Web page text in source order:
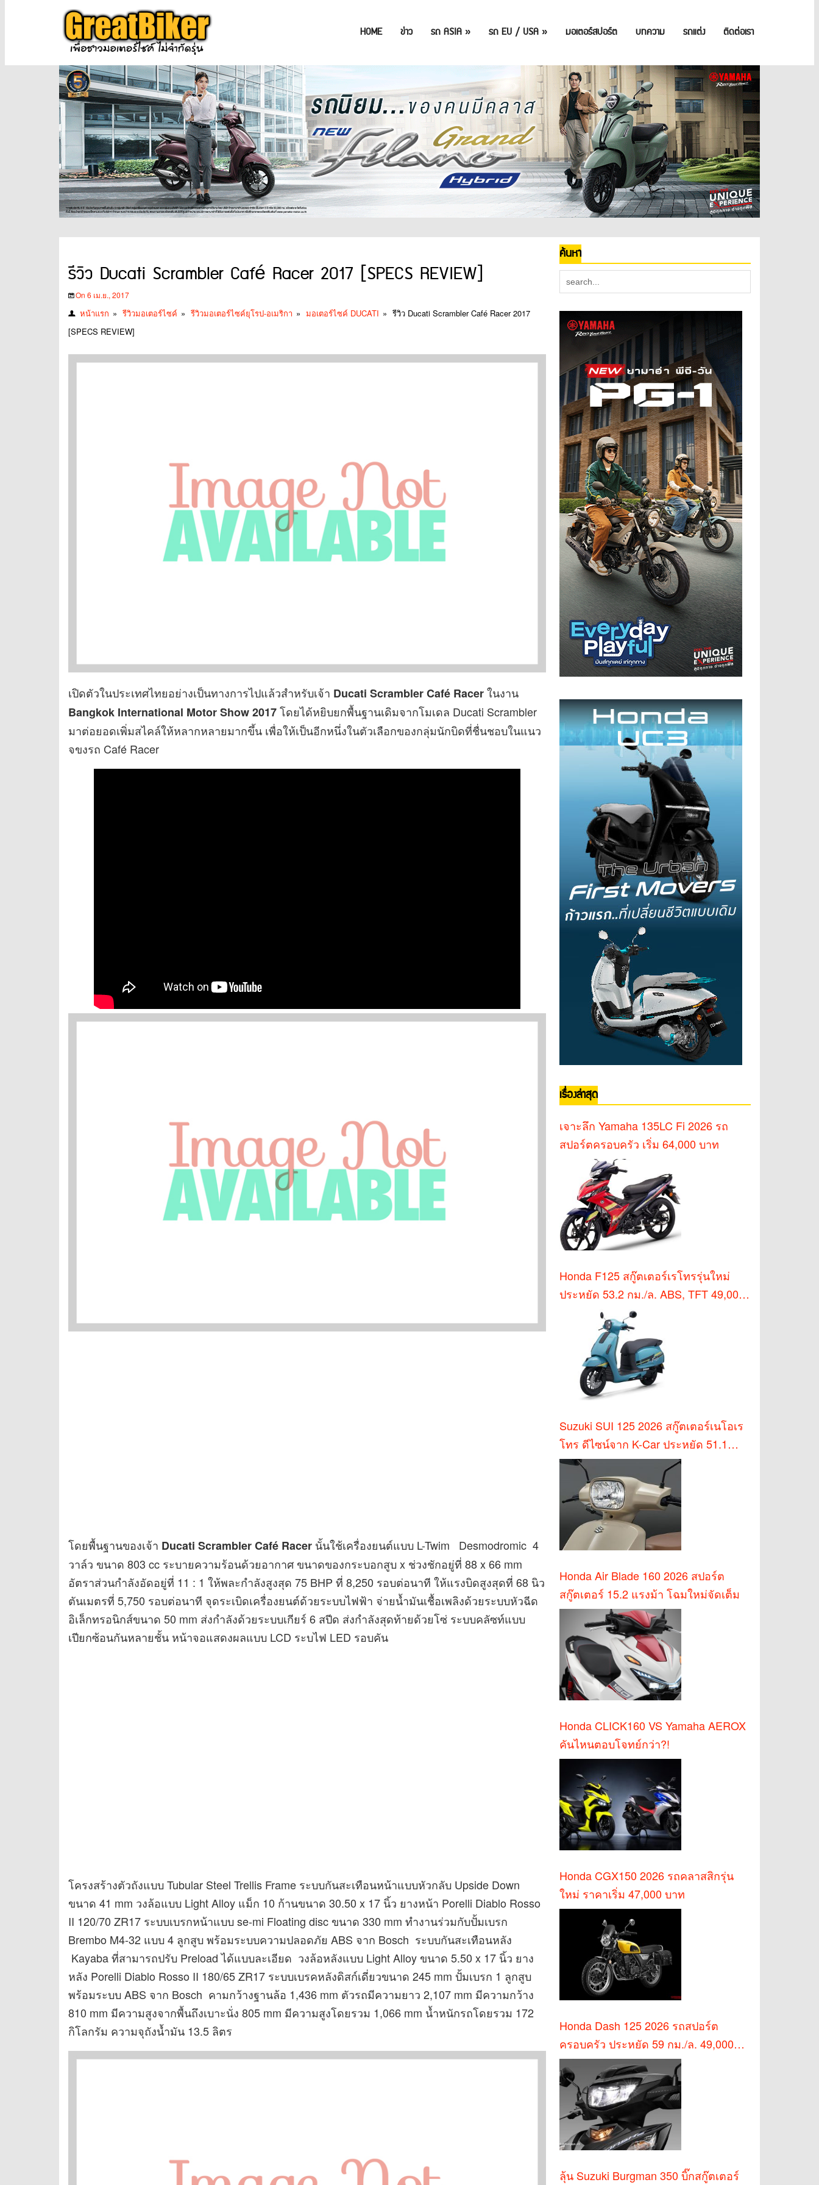
HOME ข่าว รถ ASIA » รถ EU / USA » มอเตอร์สปอร์ต บทความ รถแต่ง ติดต่อเรา
รีวิว Ducati Scrambler Café Racer 2017 [SPECS REVIEW]
On 6 เม.ย., 2017
หน้าแรก » รีวิวมอเตอร์ไซค์ » รีวิวมอเตอร์ไซค์ยุโรป-อเมริกา » มอเตอร์ไซค์ DUCATI » รีวิว Ducati Scrambler Café Racer 2017
[SPECS REVIEW]
เปิดตัวในประเทศไทยอย่างเป็นทางการไปแล้วสำหรับเจ้า Ducati Scrambler Café Racerในงาน
Bangkok International Motor Show 2017โดยได้หยิบยกพื้นฐานเดิมจากโมเดล Ducati Scrambler
มาต่อยอดเพิ่มสไคล์ให้หลากหลายมากขึ้น เพื่อให้เป็นอีกหนึ่งในตัวเลือกของกลุ่มนักบิดที่ชื่นชอบในแนว
จขงรถ Café Racer
โดยพื้นฐานของเจ้า Ducati Scrambler Café Racer นั้นใช้เครื่องยนต์แบบ L-Twim Desmodromic 4
วาล์ว ขนาด 803 cc ระบายความร้อนด้วยอากาศ ขนาดของกระบอกสูบ x ช่วงชักอยู่ที่ 88 x 66 mm
อัตราส่วนกำลังอัดอยู่ที่ 11 : 1 ให้พละกำลังสูงสุด 75 BHP ที่ 8,250 รอบต่อนาที ให้แรงบิดสูงสุดที่ 68 นิว
ตันเมตรที่ 5,750 รอบต่อนาที จุดระเบิดเครื่องยนต์ด้วยระบบไฟฟ้า จ่ายน้ำมันเชื้อเพลิงด้วยระบบหัวฉีด
อิเล็กทรอนิกส์ขนาด 50 mm ส่งกำลังด้วยระบบเกียร์ 6 สปีด ส่งกำลังสุดท้ายด้วยโซ่ ระบบคลัซท์แบบ
เปียกซ้อนกันหลายชั้น หน้าจอแสดงผลแบบ LCD ระบไฟ LED รอบคัน
โครงสร้างตัวถังแบบ Tubular Steel Trellis Frame ระบบกันสะเทือนหน้าแบบหัวกลับ Upside Down
ขนาด 41 mm วงล้อแบบ Light Alloy แม็ก 10 ก้านขนาด 30.50 x 17 นิ้ว ยางหน้า Porelli Diablo Rosso
II 120/70 ZR17 ระบบเบรกหน้าแบบ se-mi Floating disc ขนาด 330 mm ทำงานร่วมกับปั้มเบรก
Brembo M4-32 แบบ 4 ลูกสูบ พร้อมระบบความปลอดภัย ABS จาก Bosch ระบบกันสะเทือนหลัง
Kayaba ที่สามารถปรับ Preload ได้แบบละเอียด วงล้อหลังแบบ Light Alloy ขนาด 5.50 x 17 นิ้ว ยาง
หลัง Porelli Diablo Rosso II 180/65 ZR17 ระบบเบรคหลังดิสก์เดี่ยวขนาด 245 mm ปั้มเบรก 1 ลูกสูบ
พร้อมระบบ ABS จาก Bosch คามกว้างฐานล้อ 1,436 mm ตัวรถมีความยาว 2,107 mm มีความกว้าง
810 mm มีความสูงจากพื้นถึงเบาะนั่ง 805 mm มีความสูงโดยรวม 1,066 mm น้ำหนักรถโดยรวม 172
กิโลกรัม ความจุถังน้ำมัน 13.5 ลิตร
ค้นหา
เรื่องล่าสุด
เจาะลึก Yamaha 135LC Fi 2026 รถ
สปอร์ตครอบครัว เริ่ม 64,000 บาท
Honda F125 สกู๊ตเตอร์เรโทรรุ่นใหม่
ประหยัด 53.2 กม./ล. ABS, TFT 49,000
Suzuki SUI 125 2026 สกู๊ตเตอร์เนโอเร
โทร ดีไซน์จาก K-Car ประหยัด 51.1
กม./ล.
Honda Air Blade 160 2026 สปอร์ต
สกู๊ตเตอร์ 15.2 แรงม้า โฉมใหม่จัดเต็ม
Honda CLICK160 VS Yamaha AEROX
คันไหนตอบโจทย์กว่า?!
Honda CGX150 2026 รถคลาสสิกรุ่น
ใหม่ ราคาเริ่ม 47,000 บาท
Honda Dash 125 2026 รถสปอร์ต
ครอบครัว ประหยัด 59 กม./ล. 49,000
บาท
ลุ้น Suzuki Burgman 350 บิ๊กสกู๊ตเตอร์